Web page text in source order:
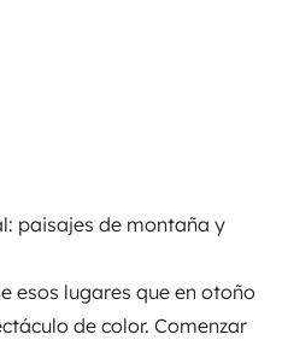
paisajes de montaña y
esos lugares que en otoño
de color. Comenzar